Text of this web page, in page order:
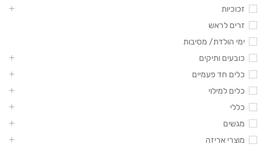
זכוכיות
זרים לראש
ימי הולדת/ מסיבות
כובעים ותיקים
כלים חד פעמיים
כלים למילוי
כללי
מגשים
מוצרי אריזה